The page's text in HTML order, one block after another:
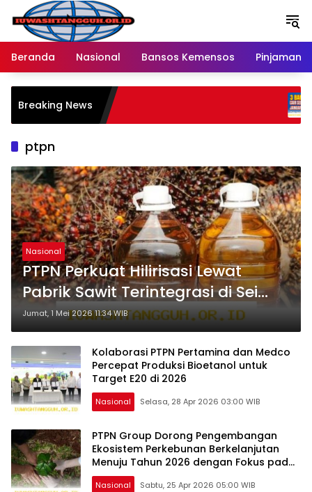
Langsung
konten
Beranda
Nasional Bansos Kemensos Pinjaman
Breaking News
ptpn
Nasional
PTPN Perkuat Hilirisasi Lewat
Pabrik Sawit Terintegrasi di Sei
Mangkei Selama 2026
Jumat, 1 Mei 2026 11:34 WIB
Kolaborasi PTPN Pertamina dan Medco
Percepat Produksi Bioetanol untuk
Target E20 di 2026
Nasional Selasa, 28 Apr 2026 03:00 WIB
PTPN Group Dorong Pengembangan
Ekosistem Perkebunan Berkelanjutan
Menuju Tahun 2026 dengan Fokus pada
Inovasi dan Kemitraan Strategis
Nasional Sabtu, 25 Apr 2026 05:00 WIB